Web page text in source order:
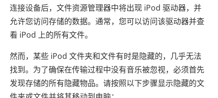
连接设备后，文件资源管理器中将出现 iPod 驱动器，并
允许您访问存储的数据。通常，您可以访问该驱动器并查
看 iPod 上的所有文件。
然而，某些 iPod 文件夹和文件有时是隐藏的，几乎无法
找到。为了确保在传输过程中没有音乐被忽视，必须首先
发现存储的所有隐藏物品。请按照以下步骤显示隐藏的文